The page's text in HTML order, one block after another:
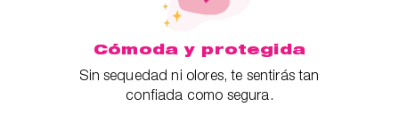
Cómoda y protegida
Sin sequedad ni olores, te sentirás tan
confiada como segura.